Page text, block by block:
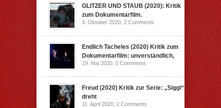
GLITZER UND STAUB (2020): Kritik
zum Dokumentarfilm.
3. Oktober 2020, 2 Comments
Endlich Tacheles (2020) Kritik zum
Dokumentarfilm: unverständlich,
19. Mai 2020, 0 Comments
Freud (2020) Kritik zur Serie: „Siggi“
dreht
11. April 2020, 2 Comments